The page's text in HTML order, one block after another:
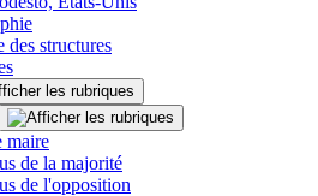
des structures
maire
de la majorité
de l'opposition